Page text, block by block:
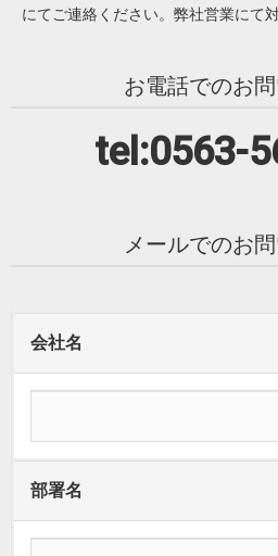
にてご連絡ください。弊社営業にて
お電話でのお
tel:0563-
メールでのお
会社名
部署名